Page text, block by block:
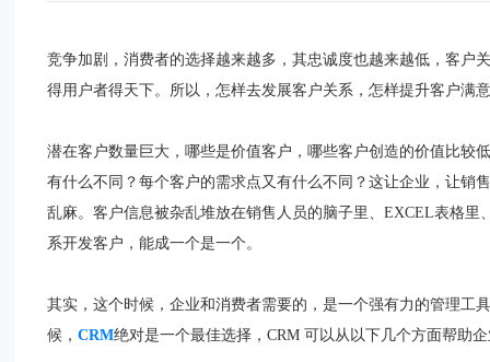
竞争加剧，消费者的选择越来越多，其忠诚度也越来越低，客户
得用户者得天下。所以，怎样去发展客户关系，怎样提升客户满
潜在客户数量巨大，哪些是价值客户，哪些客户创造的价值比较
有什么不同？每个客户的需求点又有什么不同？这让企业，让销
乱麻。客户信息被杂乱堆放在销售人员的脑子里、EXCEL表格
系开发客户，能成一个是一个。
其实，这个时候，企业和消费者需要的，是一个强有力的管理工
候，CRM绝对是一个最佳选择，CRM 可以从以下几个方面帮助